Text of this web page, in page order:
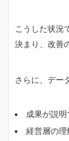
こうした状況
決まり、改善
さらに、デー
成果が説
経営層の